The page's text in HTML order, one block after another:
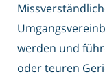
werden und
oder teuren